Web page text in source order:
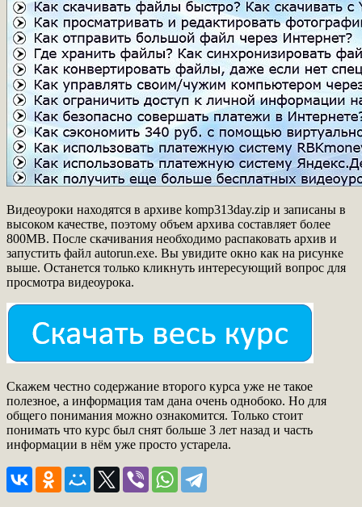
Видеоуроки находятся в архиве komp313day.zip и записаны в
высоком качестве, поэтому объем архива составляет более
800MB. После скачивания необходимо распаковать архив и
запустить файл autorun.exe. Вы увидите окно как на рисунке
выше. Останется только кликнуть интересующий вопрос для
просмотра видеоурока.
Скажем честно содержание второго курса уже не такое
полезное, а информация там дана очень однобоко. Но для
общего понимания можно ознакомится. Только стоит
понимать что курс был снят больше 3 лет назад и часть
информации в нём уже просто устарела.